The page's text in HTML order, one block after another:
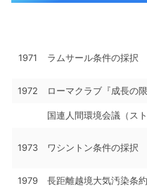
1971 ラムサール条件の採択
1972 ローマクラブ『成長の
国連人間環境会議（ス
1973 ワシントン条件の採択
1979 長距離越境大気汚染条